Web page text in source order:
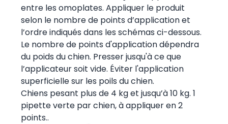
entre les omoplates. Appliquer le produit
selon le nombre de points d’application et
l’ordre indiqués dans les schémas ci-dessous.
Le nombre de points d'application dépendra
du poids du chien. Presser jusqu'à ce que
l’applicateur soit vide. Éviter l'application
superficielle sur les poils du chien.
Chiens pesant plus de 4 kg et jusqu’à 10 kg. 1
pipette verte par chien, à appliquer en 2
points..